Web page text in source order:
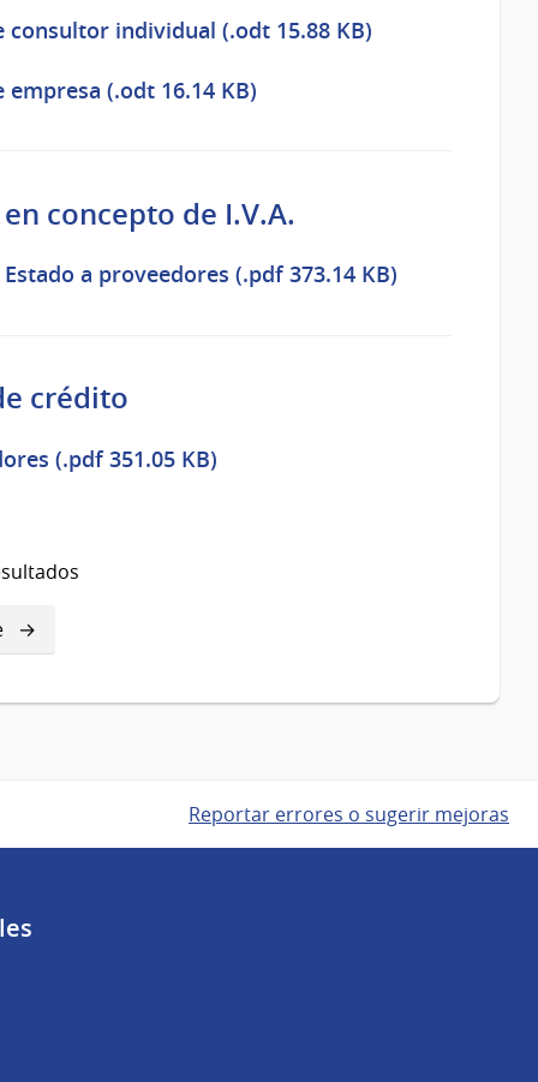
individual (.odt 15.88 KB)
(.odt 16.14 KB)
concepto de I.V.A.
a proveedores (.pdf 373.14 KB)
crédito
(.pdf 351.05 KB)
Reportar errores o sugerir mejoras